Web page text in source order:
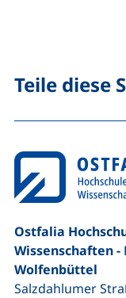
Teile diese
Ostfalia
Wissenschaften
Wolfenbüttel
Salzdahlumer